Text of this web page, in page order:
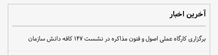
آخرین اخبار
برگزاری کارگاه عملی اصول و فنون مذاکره در نشست ۱۴۷ کافه دانش سازمان